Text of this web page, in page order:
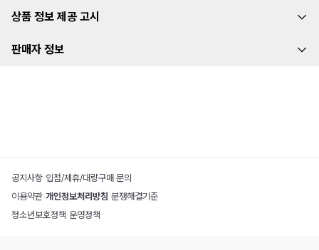
상품 정보 제공 고시
판매자 정보
공지사항 입점/제휴/대량구매 문의
이용약관 개인정보처리방침 분쟁해결기준
청소년보호정책 운영정책